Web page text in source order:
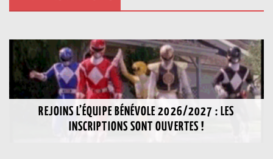
REJOINS L’ÉQUIPE BÉNÉVOLE 2026/2027 : LES
INSCRIPTIONS SONT OUVERTES !